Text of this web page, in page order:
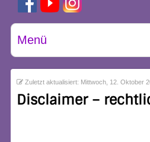
Menü
Zuletzt aktualisiert: Mittwoch, 12. Oktober
Disclaimer –